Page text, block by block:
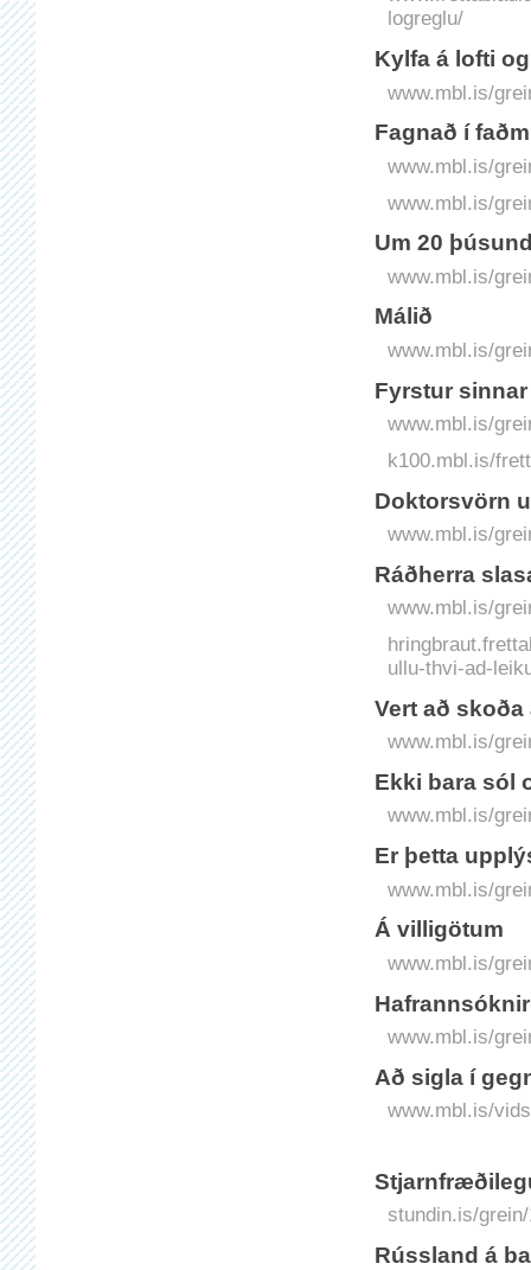
logreglu/
Kylfa á lofti
www.mbl.is/
Fagnað í
www.mbl.is/
www.mbl.is/
Um 20
www.mbl.is/
Málið
www.mbl.is/
Fyrstur
www.mbl.is/
k100.mbl.is/
Doktorsvörn
www.mbl.is/
Ráðherra
www.mbl.is/
ullu-thvi-ad-
Vert að
www.mbl.is/
Ekki bara sól
www.mbl.is/
Er þetta
www.mbl.is/
Á villigötum
www.mbl.is/
www.mbl.is/
Að sigla í
www.mbl.is/
stundin.is/
Rússland á